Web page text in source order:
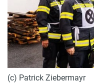
(c) Patrick Ziebermayr